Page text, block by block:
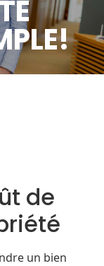
de
un bien